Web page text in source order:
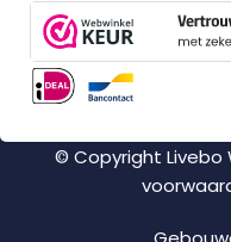
© Copyright Livebo